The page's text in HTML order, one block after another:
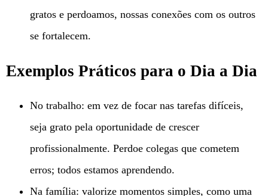
gratos e perdoamos, nossas conexões com os outros
se fortalecem.
Exemplos Práticos para o Dia a Dia
No trabalho: em vez de focar nas tarefas difíceis,
seja grato pela oportunidade de crescer
profissionalmente. Perdoe colegas que cometem
erros; todos estamos aprendendo.
Na família: valorize momentos simples, como uma